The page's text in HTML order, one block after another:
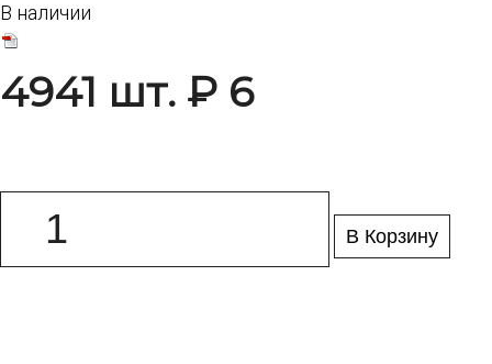
В наличии
4941 шт. ₽ 6
В Корзину